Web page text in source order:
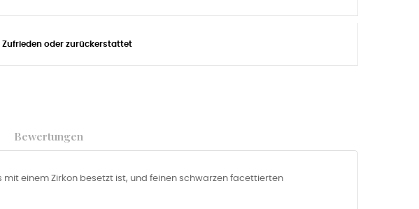
Zufrieden oder zurückerstattet
Bewertungen
einem Zirkon besetzt ist, und feinen schwarzen facettierten